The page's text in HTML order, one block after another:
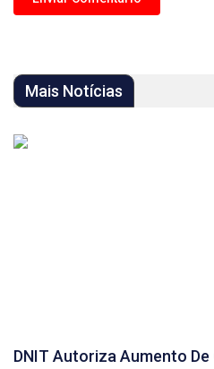
Mais Notícias
DNIT Autoriza Aumento De